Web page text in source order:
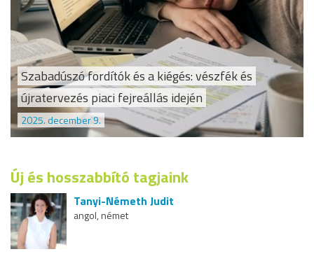
Szabadúszó fordítók és a kiégés: vészfék és
újratervezés piaci fejreállás idején
2025. december 9.
Új és hosszabbító tagjaink
Tanyi-Németh Judit
angol, német